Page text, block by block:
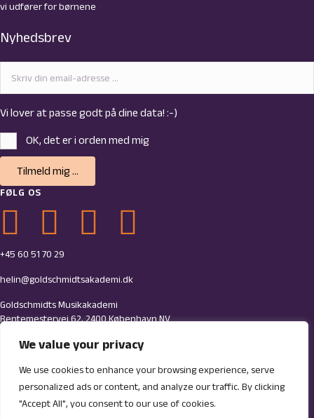
We value your privacy
We use cookies to enhance your browsing experience, serve
personalized ads or content, and analyze our traffic. By clicking
"Accept All", you consent to our use of cookies.
vi udfører for børnene
Nyhedsbrev
Vi lover at passe godt på dine data! :-)
OK, det er i orden med mig
Tilmeld mig ...
FØLG OS
Link til Goldschmidts Facebook-side
Link til Goldschmidts Youtube-side
Link til Goldschmidts LinkedIn-side
Link til Goldschmidts Instagram-profil
+45 60 51 70 29
helin@goldschmidtsakademi.dk
Goldschmidts Musikakademi
Rentemestervej 62, 2400 København NV
CVR: 34681287
Jyske Bank 7754-0001639421
© 2026 Goldschmidts Musikakademi. All Rights Reserved.